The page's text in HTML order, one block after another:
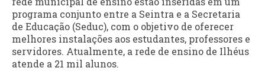
programa conjunto entre a Seintra e a Secretaria
de Educação (Seduc), com o objetivo de oferecer
melhores instalações aos estudantes, professores e
servidores. Atualmente, a rede de ensino de Ilhéus
atende a 21 mil alunos.